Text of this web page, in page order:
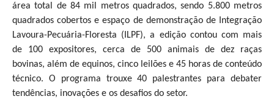
área total de 84 mil metros quadrados, sendo 5.800 metros
quadrados cobertos e espaço de demonstração de Integração
Lavoura-Pecuária-Floresta (ILPF), a edição contou com mais
de 100 expositores, cerca de 500 animais de dez raças
bovinas, além de equinos, cinco leilões e 45 horas de conteúdo
técnico. O programa trouxe 40 palestrantes para debater
tendências, inovações e os desafios do setor.